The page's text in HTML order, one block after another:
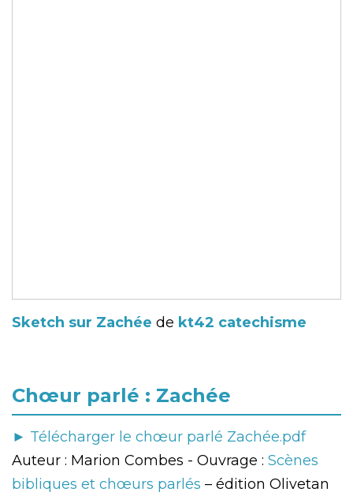
Sketch sur Zachée de kt42 catechisme
Chœur parlé : Zachée
► Télécharger le chœur parlé Zachée.pdf
Auteur : Marion Combes - Ouvrage : Scènes
bibliques et chœurs parlés – édition Olivetan